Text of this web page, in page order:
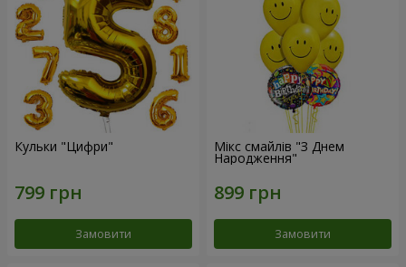
Кульки "Цифри"
Замовити
Мікс смайлів "З Днем
Народження"
Замовити